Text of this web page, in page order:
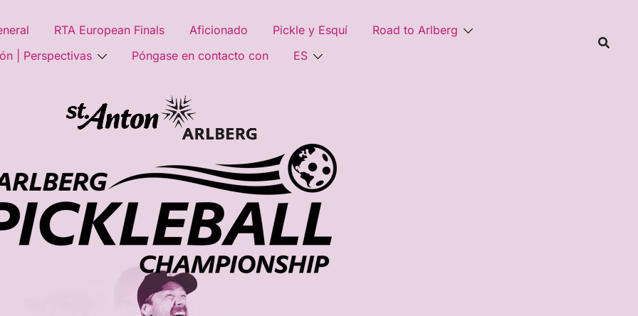
RTA European Finals Aficionado Pickle y Esquí
Road to Arlberg
| Perspectivas
Póngase en contacto con ES